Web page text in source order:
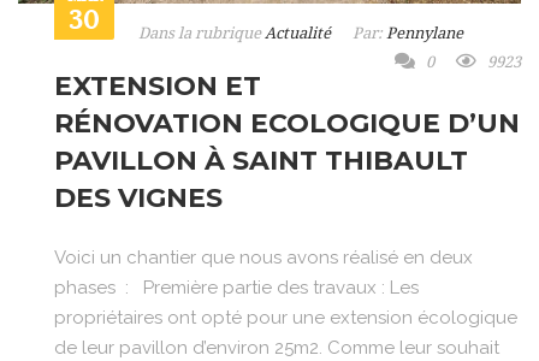
30 Dans la rubriqueActualité Par: Pennylane
0
9923
EXTENSION ET
RÉNOVATION ECOLOGIQUE D’UN
PAVILLON À SAINT THIBAULT
DES VIGNES
Voici un chantier que nous avons réalisé en deux
phases : Première partie des travaux : Les
propriétaires ont opté pour une extension écologique
de leur pavillon d’environ 25m2. Comme leur souhait